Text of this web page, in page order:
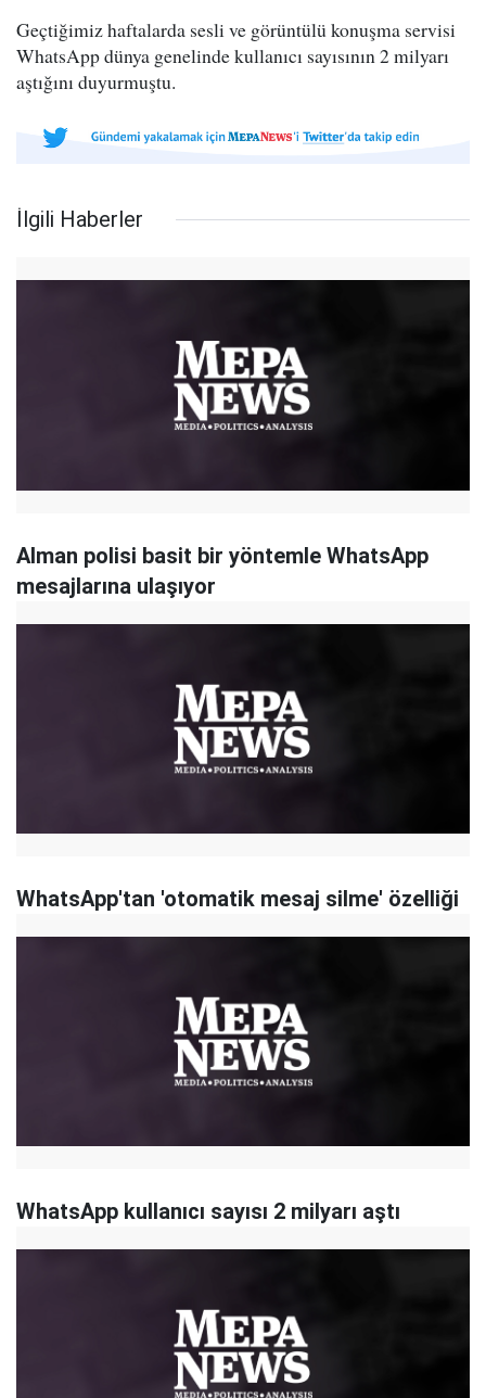
Geçtiğimiz haftalarda sesli ve görüntülü konuşma servisi
WhatsApp dünya genelinde kullanıcı sayısının 2 milyarı
aştığını duyurmuştu.
İlgili Haberler
Alman polisi basit bir yöntemle WhatsApp
mesajlarına ulaşıyor
WhatsApp'tan 'otomatik mesaj silme' özelliği
WhatsApp kullanıcı sayısı 2 milyarı aştı